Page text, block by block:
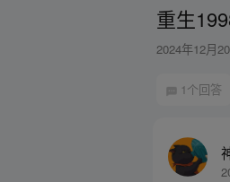
重生
2024年12月
1个回答